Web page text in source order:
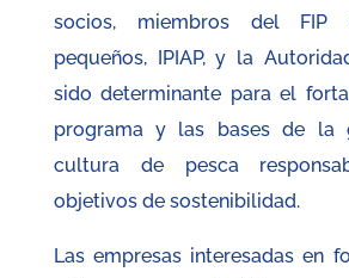
socios, miembros del FIP
pequeños, IPIAP, y la
sido determinante para el
programa y las bases de la
cultura de pesca
objetivos de sostenibilidad.
Las empresas interesadas en